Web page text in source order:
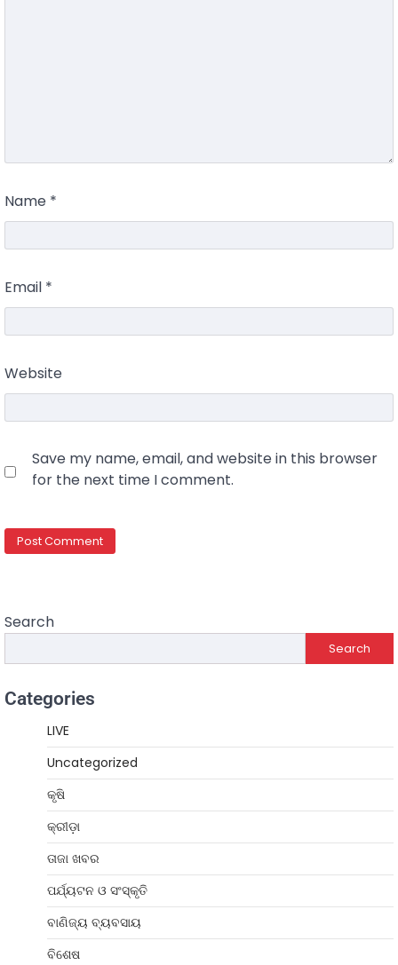
Name *
Email *
Website
Save my name, email, and website in this browser
for the next time I comment.
Search
Search
Categories
LIVE
Uncategorized
କୃଷି
କ୍ରୀଡ଼ା
ତାଜା ଖବର
ପର୍ଯ୍ୟଟନ ଓ ସଂସ୍କୃତି
ବାଣିଜ୍ୟ ବ୍ୟବସାୟ
ବିଶେଷ